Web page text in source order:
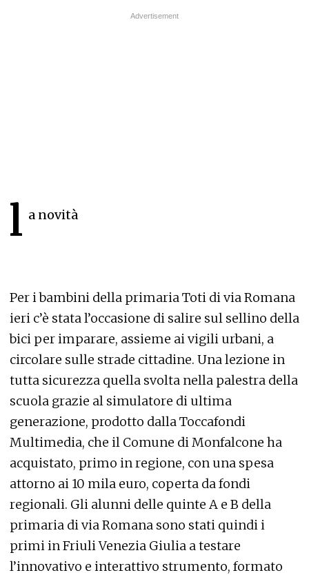
l a novità
Per i bambini della primaria Toti di via Romana
ieri c’è stata l’occasione di salire sul sellino della
bici per imparare, assieme ai vigili urbani, a
circolare sulle strade cittadine. Una lezione in
tutta sicurezza quella svolta nella palestra della
scuola grazie al simulatore di ultima
generazione, prodotto dalla Toccafondi
Multimedia, che il Comune di Monfalcone ha
acquistato, primo in regione, con una spesa
attorno ai 10 mila euro, coperta da fondi
regionali. Gli alunni delle quinte A e B della
primaria di via Romana sono stati quindi i
primi in Friuli Venezia Giulia a testare
l’innovativo e interattivo strumento, formato